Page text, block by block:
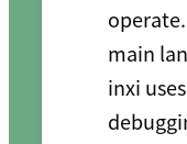
main
inxi